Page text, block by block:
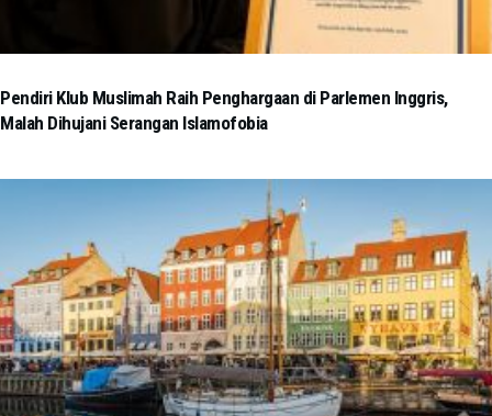
Pendiri Klub Muslimah Raih Penghargaan di Parlemen Inggris,
Malah Dihujani Serangan Islamofobia